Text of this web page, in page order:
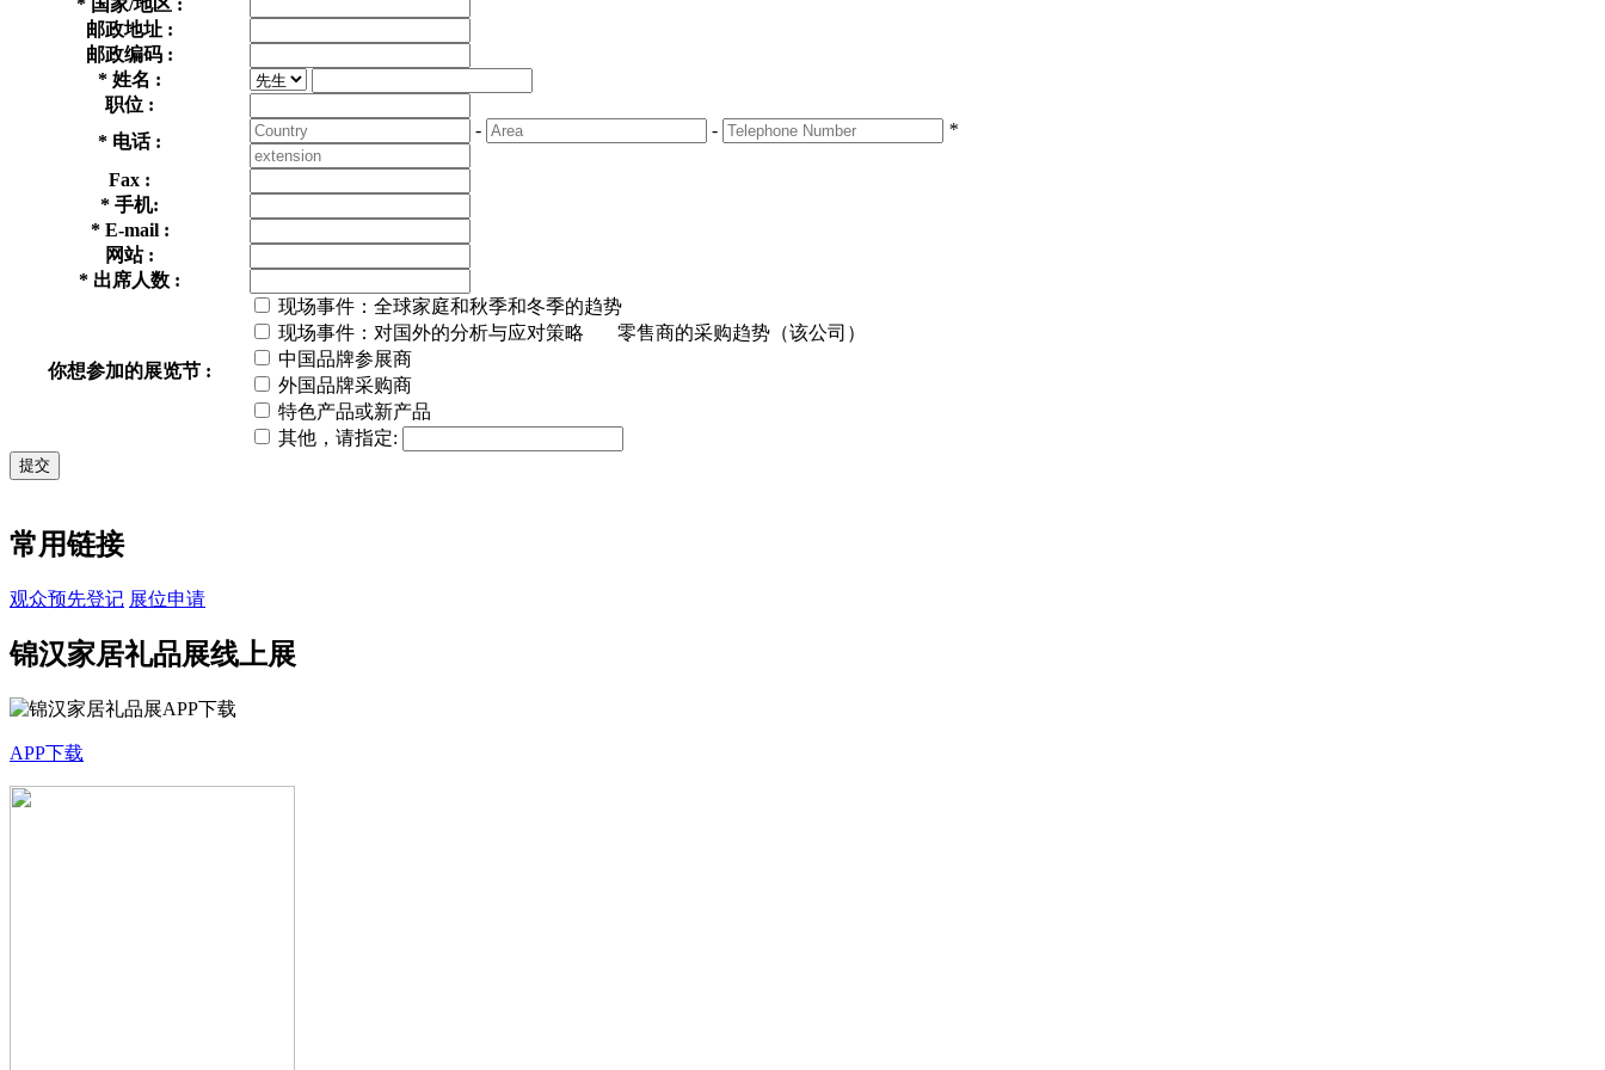
邮政地址 :
邮政编码 :
* 姓名 :
职位 :
* 电话 :
- - *
Fax :
* 手机:
*E-mail :
网站 :
* 出席人数 :
你想参加的展览节 :
现场事件：全球家庭和秋季和冬季的趋势
现场事件：对国外的分析与应对策略 零售商的采购趋势（该公司）
中国品牌参展商
外国品牌采购商
特色产品或新产品
其他，请指定:
提交
常用链接
观众预先登记 展位申请
锦汉家居礼品展线上展
APP下载